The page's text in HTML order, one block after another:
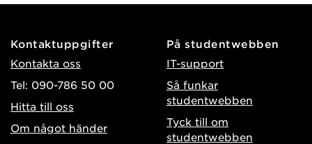
Kontaktuppgifter
Kontakta oss
Tel: 090-786 50 00
Hitta till oss
Om något händer
På studentwebben
IT-support
Så funkar
studentwebben
Tyck till om
studentwebben